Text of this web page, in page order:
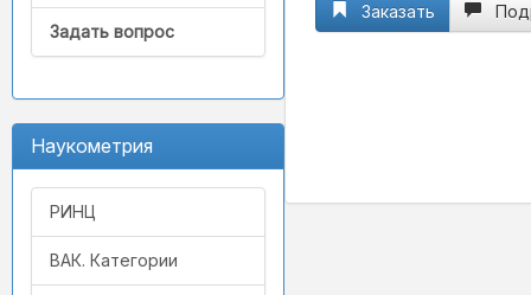
Задать вопрос
Наукометрия
РИНЦ
ВАК. Категории
Заказать